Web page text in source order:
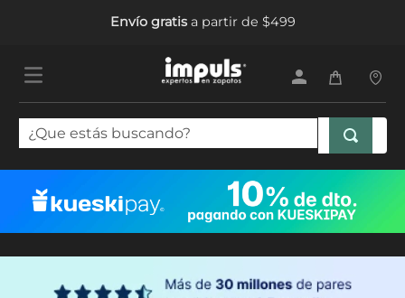
Envío gratisa partir de $499
¿Que estás buscando?
1.
tenis mujer